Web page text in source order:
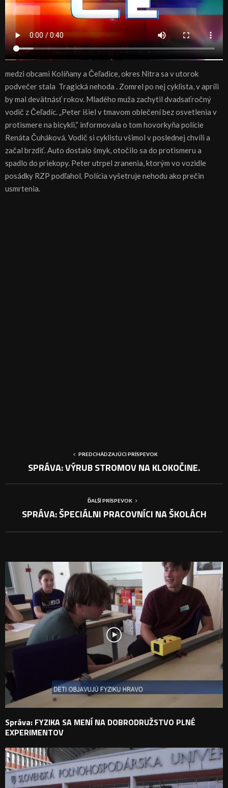
medzi obcami Kolíňany a Čeľadice, okres Nitra sa v utorok
podvečer stala Tragická nehoda . Zomrel po nej cyklista, v apríli
by mal devätnásť rokov. Mladého muža zachytil dvadsaťročný
vodič z Čeľadíc. „Peter išiel v tmavom oblečení bez osvetlenia v
protismere na bicykli,“ informovala o tom hovorkyňa polície
Renáta Čuháková. Vodič si cyklistu všimol v poslednej chvíli a
začal brzdiť. Auto dostalo šmyk, otočilo sa do protismeru a
spadlo do priekopy. Peter utrpel zranenia, ktorým vo vozidle
posádky RZP podľahol. Polícia vyšetruje nehodu ako prečin
usmrtenia.
PREDCHÁDZAJÚCI PRÍSPEVOK
SPRÁVA: VÝRUB STROMOV NA KLOKOČINE.
ĎALŠÍ PRÍSPEVOK
SPRÁVA: ŠPECIÁLNI PRACOVNÍCI NA ŠKOLÁCH
Správa: FYZIKA SA MENÍ NA DOBRODRUŽSTVO PLNÉ
EXPERIMENTOV